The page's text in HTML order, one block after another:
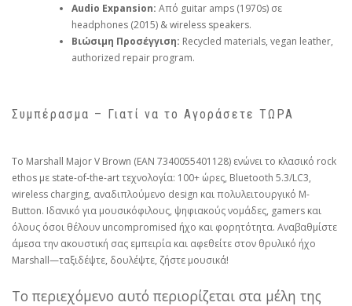
Audio Expansion: Από guitar amps (1970s) σε
headphones (2015) & wireless speakers.
Βιώσιμη Προσέγγιση: Recycled materials, vegan leather,
authorized repair program.
Συμπέρασμα – Γιατί να το Αγοράσετε ΤΩΡΑ
Το Marshall Major V Brown (EAN 7340055401128) ενώνει το κλασικό rock
ethos με state-of-the-art τεχνολογία: 100+ ώρες, Bluetooth 5.3/LC3,
wireless charging, αναδιπλούμενο design και πολυλειτουργικό M-
Button. Ιδανικό για μουσικόφιλους, ψηφιακούς νομάδες, gamers και
όλους όσοι θέλουν uncompromised ήχο και φορητότητα. Αναβαθμίστε
άμεσα την ακουστική σας εμπειρία και αφεθείτε στον θρυλικό ήχο
Marshall—ταξιδέψτε, δουλέψτε, ζήστε μουσικά!
Το περιεχόμενο αυτό περιορίζεται στα μέλη της